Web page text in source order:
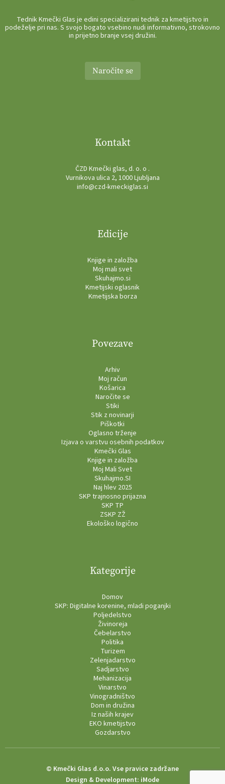
Tednik Kmečki Glas je edini specializirani tednik za kmetijstvo in
podeželje pri nas. S svojo bogato vsebino nudi informativno, strokovno
in prijetno branje vsej družini.
Naročite se
Kontakt
ČZD Kmečki glas, d. o. o .
Vurnikova ulica 2, 1000 Ljubljana
info@czd-kmeckiglas.si
Edicije
Knjige in založba
Moj mali svet
Skuhajmo.si
Kmetijski oglasnik
Kmetijska borza
Povezave
Arhiv
Moj račun
Košarica
Naročite se
Stiki
Stik z novinarji
Piškotki
Oglasno trženje
Izjava o varstvu osebnih podatkov
Kmečki Glas
Knjige in založba
Moj Mali Svet
Skuhajmo.SI
Naj hlev 2025
SKP trajnosno prijazna
SKP TP
ZSKP ZŽ
Ekološko logično
Kategorije
Domov
SKP: Digitalne korenine, mladi poganjki
Poljedelstvo
Živinoreja
Čebelarstvo
Politika
Turizem
Zelenjadarstvo
Sadjarstvo
Mehanizacija
Vinarstvo
Vinogradništvo
Dom in družina
Iz naših krajev
EKO kmetijstvo
Gozdarstvo
© Kmečki Glas d.o.o. Vse pravice zadržane
Design & Development: iMode